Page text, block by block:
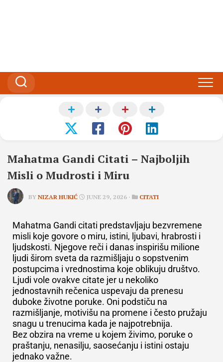
Mahatma Gandi Citati – Najboljih
Misli o Mudrosti i Miru
BY NIZAR HUKIĆ JUNE 29, 2026 · CITATI
Mahatma Gandi citati predstavljaju bezvremene
misli koje govore o miru, istini, ljubavi, hrabrosti i
ljudskosti. Njegove reči i danas inspirišu milione
ljudi širom sveta da razmišljaju o sopstvenim
postupcima i vrednostima koje oblikuju društvo.
Ljudi vole ovakve citate jer u nekoliko
jednostavnih rečenica uspevaju da prenesu
duboke životne poruke. Oni podstiču na
razmišljanje, motivišu na promene i često pružaju
snagu u trenucima kada je najpotrebnija.
Bez obzira na vreme u kojem živimo, poruke o
praštanju, nenasilju, saosećanju i istini ostaju
jednako važne.